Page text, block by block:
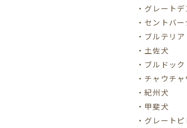
・グレートデ
・セントバ
・ブルテリア
・土佐犬
・ブルドック
・チャウチャ
・紀州犬
・甲斐犬
・グレート